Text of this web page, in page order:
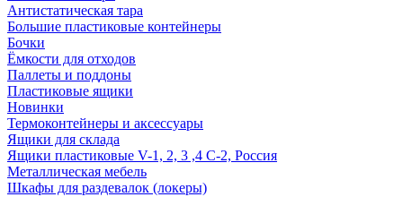
Антистатическая тара
Большие пластиковые контейнеры
Бочки
Ёмкости для отходов
Паллеты и поддоны
Пластиковые ящики
Новинки
Термоконтейнеры и аксессуары
Ящики для склада
Ящики пластиковые V-1, 2, 3 ,4 С-2, Россия
Металлическая мебель
Шкафы для раздевалок (локеры)